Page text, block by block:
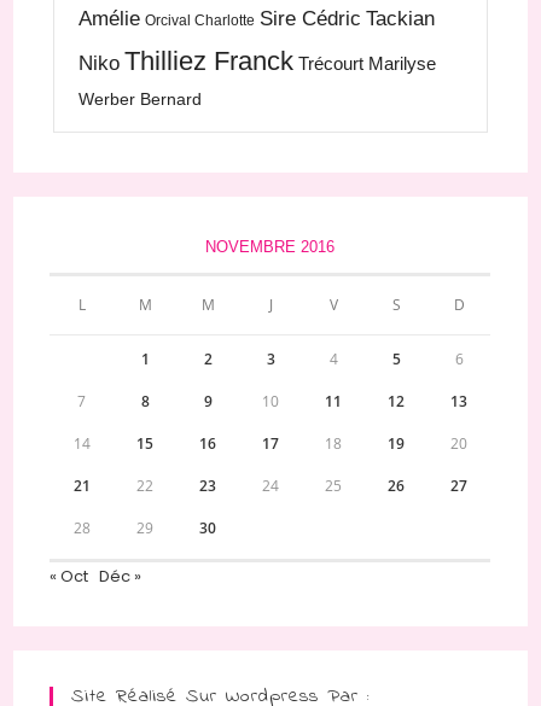
Amélie Orcival Charlotte Sire Cédric Tackian
Niko Thilliez Franck Trécourt Marilyse
Werber Bernard
NOVEMBRE 2016
L M M J V S D
1 2 3 4 5 6
7 8 9 10 11 12 13
14 15 16 17 18 19 20
21 22 23 24 25 26 27
28 29 30
« Oct Déc »
Site Réalisé Sur Wordpress Par :